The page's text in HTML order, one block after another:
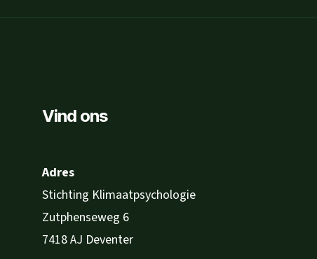
Vind ons
Adres
Stichting Klimaatpsychologie
Zutphenseweg 6
7418 AJ Deventer